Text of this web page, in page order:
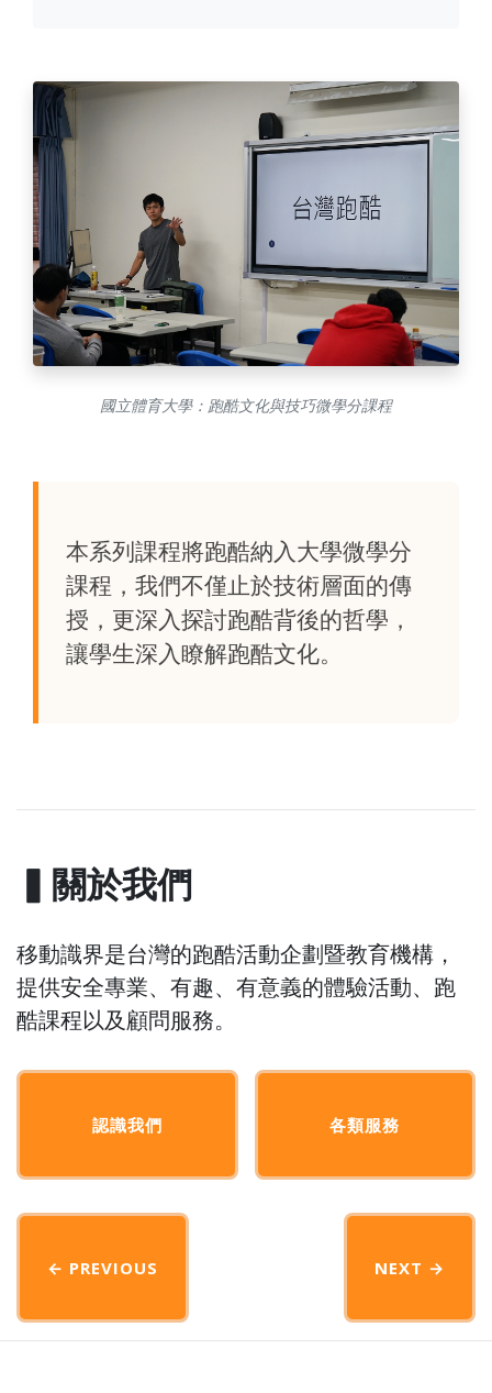
國立體育大學：跑酷文化與技巧微學分課程
本系列課程將跑酷納入大學微學分
課程，我們不僅止於技術層面的傳
授，更深入探討跑酷背後的哲學，
讓學生深入瞭解跑酷文化。
▍關於我們
移動識界是台灣的跑酷活動企劃暨教育機構，
提供安全專業、有趣、有意義的體驗活動、跑
酷課程以及顧問服務。
認識我們 各類服務
← PREVIOUS NEXT →